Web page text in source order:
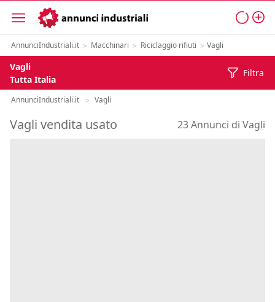
AnnunciIndustriali.it > Macchinari > Riciclaggio rifiuti > Vagli
Vagli
Tutta Italia
Filtra
AnnunciIndustriali.it > Vagli
Vagli vendita usato 23 Annunci di Vagli